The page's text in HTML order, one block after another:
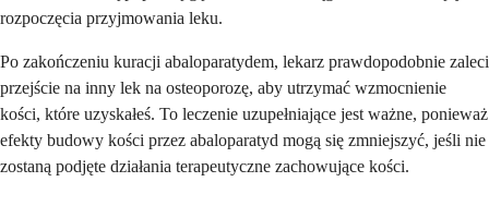
rozpoczęcia przyjmowania leku.
Po zakończeniu kuracji abaloparatydem, lekarz prawdopodobnie zaleci
przejście na inny lek na osteoporozę, aby utrzymać wzmocnienie
kości, które uzyskałeś. To leczenie uzupełniające jest ważne, ponieważ
efekty budowy kości przez abaloparatyd mogą się zmniejszyć, jeśli nie
zostaną podjęte działania terapeutyczne zachowujące kości.